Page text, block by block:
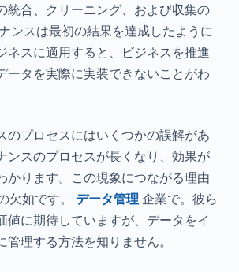
統合、クリーニング、および収集の
ンスは最初の結果を達成したように
ネスに適用すると、ビジネスを推進
ータを実際に実装できないことがわ
のプロセスにはいくつかの誤解があ
ンスのプロセスが長くなり、効果が
かります。この現象につながる理由
欠如です。 データ管理 企業で。彼ら
値に期待していますが、データをイ
管理する方法を知りません。